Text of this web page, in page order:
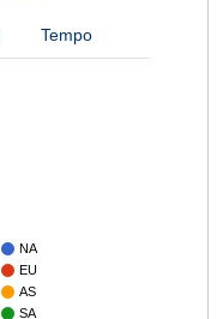
Tempo
NA
EU
AS
SA